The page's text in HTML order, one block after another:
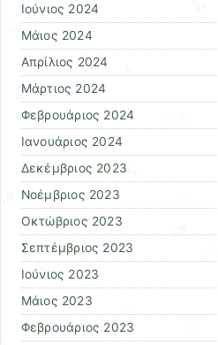
Ιούνιος 2024
Μάιος 2024
Απρίλιος 2024
Μάρτιος 2024
Φεβρουάριος 2024
Ιανουάριος 2024
Δεκέμβριος 2023
Νοέμβριος 2023
Οκτώβριος 2023
Σεπτέμβριος 2023
Ιούνιος 2023
Μάιος 2023
Φεβρουάριος 2023